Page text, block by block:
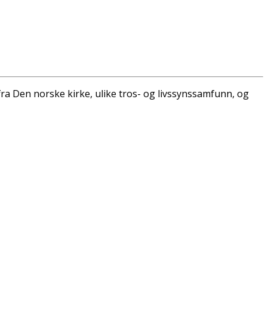
Den norske kirke, ulike tros- og livssynssamfunn, og